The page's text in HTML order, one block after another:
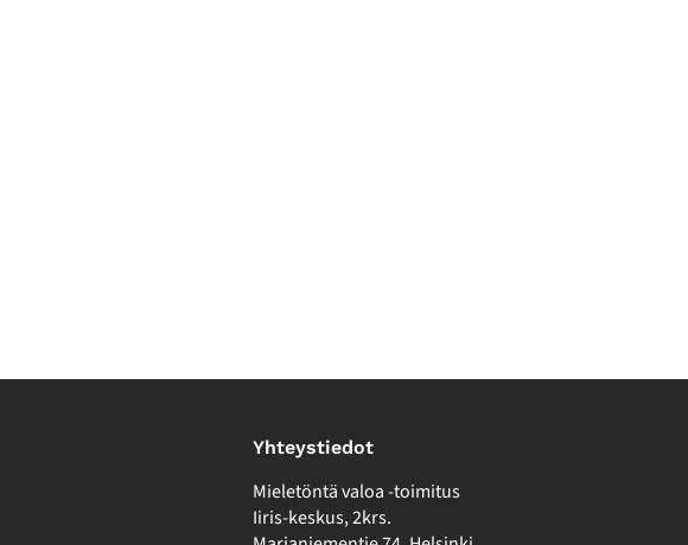
Yhteystiedot
Mieletöntä valoa -toimitus
Iiris-keskus, 2krs.